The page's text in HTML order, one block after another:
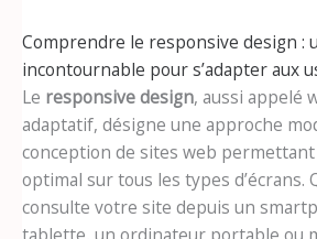
Comprendre le responsive design :
incontournable pour s’adapter aux
Le responsive design, aussi appelé
adaptatif, désigne une approche
conception de sites web permettant
optimal sur tous les types d’écrans.
consulte votre site depuis un